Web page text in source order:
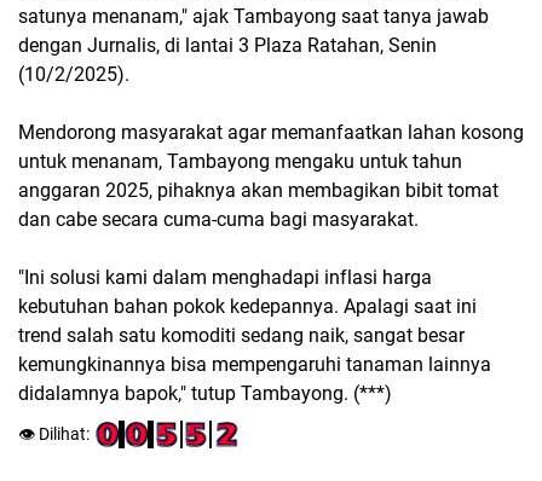
satunya menanam," ajak Tambayong saat tanya jawab
dengan Jurnalis, di lantai 3 Plaza Ratahan, Senin
(10/2/2025).
Mendorong masyarakat agar memanfaatkan lahan kosong
untuk menanam, Tambayong mengaku untuk tahun
anggaran 2025, pihaknya akan membagikan bibit tomat
dan cabe secara cuma-cuma bagi masyarakat.
"Ini solusi kami dalam menghadapi inflasi harga
kebutuhan bahan pokok kedepannya. Apalagi saat ini
trend salah satu komoditi sedang naik, sangat besar
kemungkinannya bisa mempengaruhi tanaman lainnya
didalamnya bapok," tutup Tambayong. (***)
👁️ Dilihat: